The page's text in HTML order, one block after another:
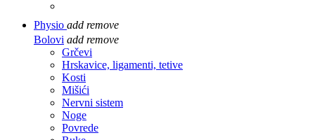
Physio add remove
Bolovi add remove
Grčevi
Hrskavice, ligamenti, tetive
Kosti
Mišići
Nervni sistem
Noge
Povrede